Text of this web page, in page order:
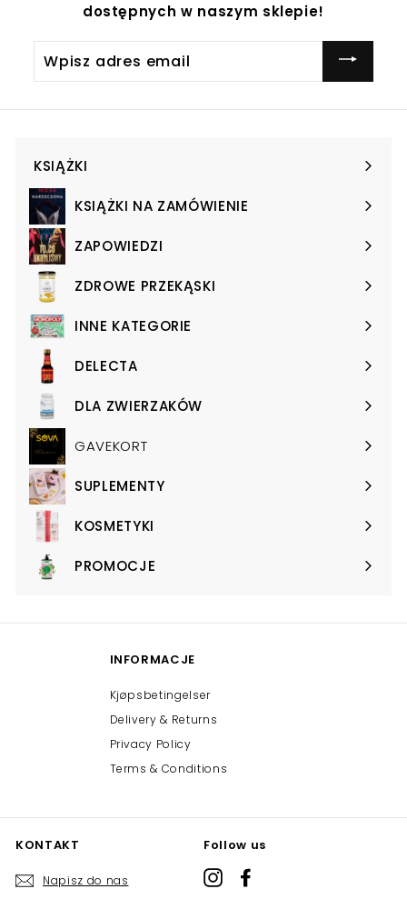
dostępnych w naszym sklepie!
adres
KSIĄŻKI
Expand
submenuKSIĄŻKI NA ZAMÓWIENIE
Expand
submenuZAPOWIEDZI
Expand
submenuZDROWE PRZEKĄSKI
Expand
submenuINNE KATEGORIE
Expand
submenuDELECTA
Expand
submenuDLA ZWIERZAKÓW
Expand
submenuGAVEKORT
SUPLEMENTY
Expand
submenuKOSMETYKI
Expand
submenuPROMOCJE
Expand
INFORMACJE
Kjøpsbetingelser
Delivery & Returns
Privacy Policy
Terms & Conditions
KONTAKT
Napisz do nas
Follow us
Instagram